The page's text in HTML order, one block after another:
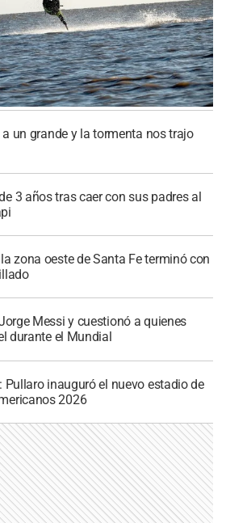
a un grande y la tormenta nos trajo
3 años tras caer con sus padres al
zona oeste de Santa Fe terminó con
Messi y cuestionó a quienes
durante el Mundial
Pullaro inauguró el nuevo estadio de
2026